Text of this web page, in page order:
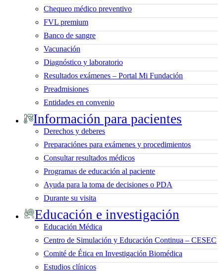
Chequeo médico preventivo
FVL premium
Banco de sangre
Vacunación
Diagnóstico y laboratorio
Resultados exámenes – Portal Mi Fundación
Preadmisiones
Entidades en convenio
Información para pacientes
Derechos y deberes
Preparaciónes para exámenes y procedimientos
Consultar resultados médicos
Programas de educación al paciente
Ayuda para la toma de decisiones o PDA
Durante su visita
Educación e investigación
Educación Médica
Centro de Simulación y Educación Continua – CESEC
Comité de Ética en Investigación Biomédica
Estudios clínicos